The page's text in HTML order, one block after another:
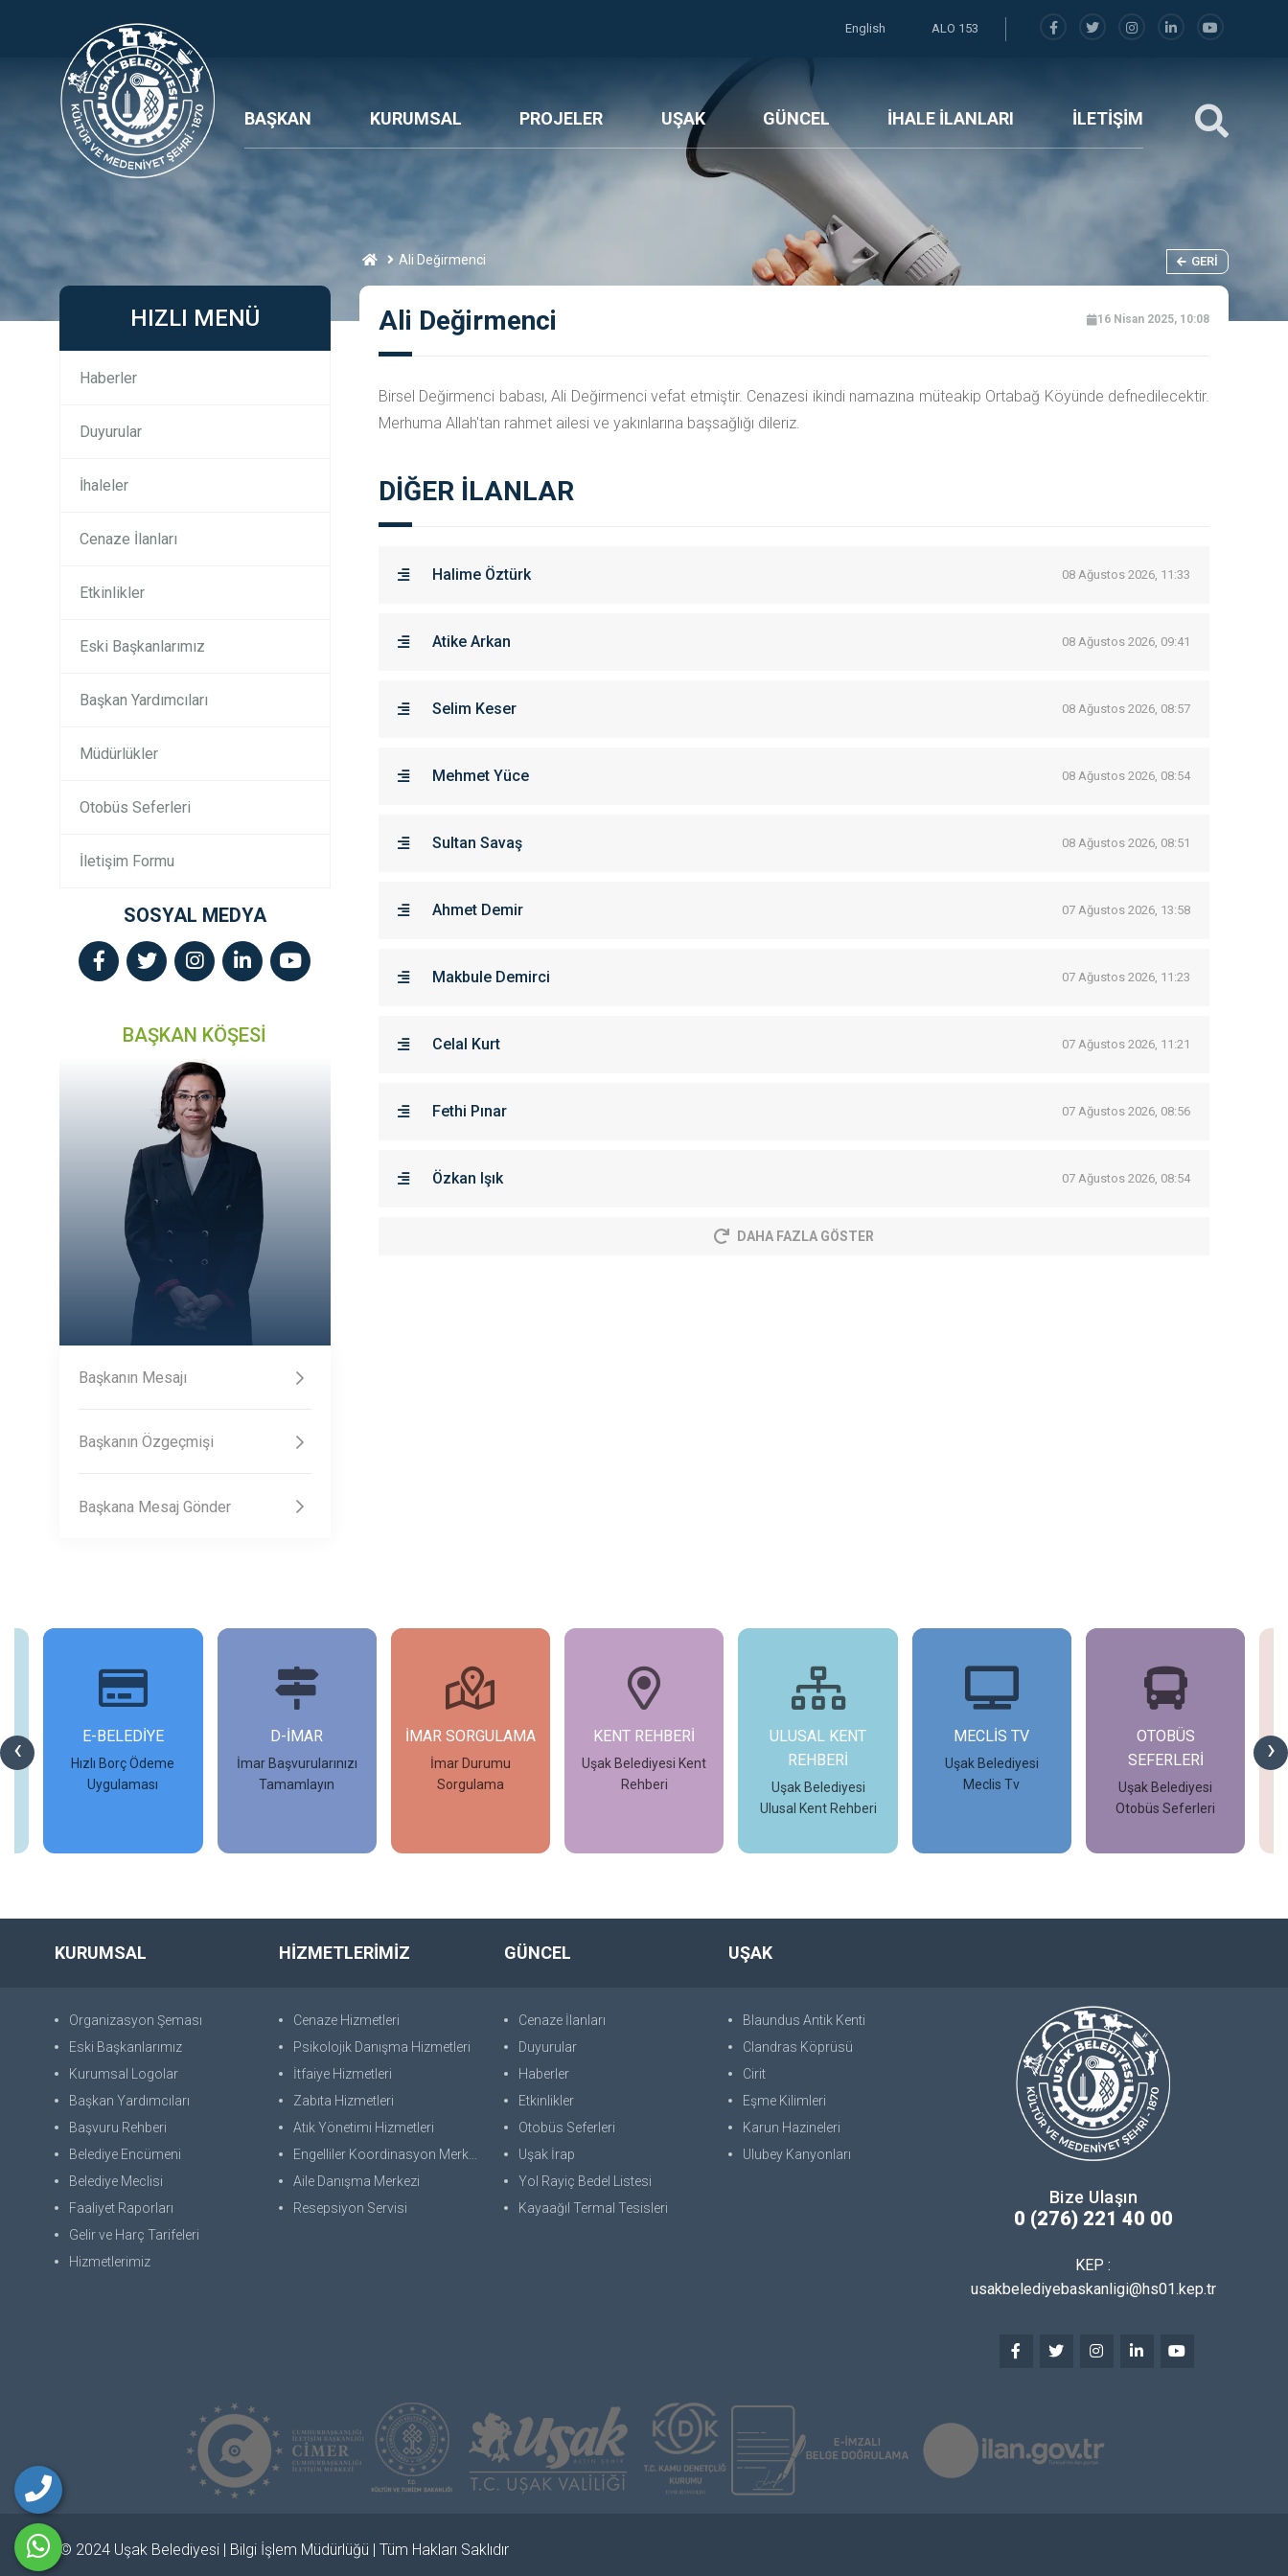
English ALO 153
BAŞKAN KURUMSAL PROJELER UŞAK GÜNCEL İHALE İLANLARI İLETİŞİM
Ali Değirmenci GERI
HIZLI MENÜ
Haberler
Duyurular
İhaleler
Cenaze İlanları
Etkinlikler
Eski Başkanlarımız
Başkan Yardımcıları
Müdürlükler
Otobüs Seferleri
İletişim Formu
SOSYAL MEDYA
BAŞKAN KÖŞESİ
Başkanın Mesajı
Başkanın Özgeçmişi
Başkana Mesaj Gönder
Ali Değirmenci 16 Nisan 2025, 10:08
Birsel Değirmenci babası, Ali Değirmenci vefat etmiştir. Cenazesi ikindi namazına müteakip Ortabağ Köyünde defnedilecektir.
Merhuma Allah'tan rahmet ailesi ve yakınlarına başsağlığı dileriz.
DİĞER İLANLAR
Halime Öztürk 08 Ağustos 2026, 11:33
Atike Arkan 08 Ağustos 2026, 09:41
Selim Keser 08 Ağustos 2026, 08:57
Mehmet Yüce 08 Ağustos 2026, 08:54
Sultan Savaş 08 Ağustos 2026, 08:51
Ahmet Demir 07 Ağustos 2026, 13:58
Makbule Demirci 07 Ağustos 2026, 11:23
Celal Kurt 07 Ağustos 2026, 11:21
Fethi Pınar 07 Ağustos 2026, 08:56
Özkan Işık 07 Ağustos 2026, 08:54
DAHA FAZLA GÖSTER
‹ ›
E-BELEDİYE
Hızlı Borç Ödeme
Uygulaması
D-İMAR
İmar Başvurularınızı
Tamamlayın
İMAR SORGULAMA
İmar Durumu
Sorgulama
KENT REHBERİ
Uşak Belediyesi Kent
Rehberi
ULUSAL KENT
REHBERİ
Uşak Belediyesi
Ulusal Kent Rehberi
MECLİS TV
Uşak Belediyesi
Meclis Tv
OTOBÜS
SEFERLERİ
Uşak Belediyesi
Otobüs Seferleri
KURUMSAL
Organizasyon Şeması
Eski Başkanlarımız
Kurumsal Logolar
Başkan Yardımcıları
Başvuru Rehberi
Belediye Encümeni
Belediye Meclisi
Faaliyet Raporları
Gelir ve Harç Tarifeleri
Hizmetlerimiz
HİZMETLERİMİZ
Cenaze Hizmetleri
Psikolojik Danışma Hizmetleri
İtfaiye Hizmetleri
Zabıta Hizmetleri
Atık Yönetimi Hizmetleri
Engelliler Koordinasyon Merkezi
Aile Danışma Merkezi
Resepsiyon Servisi
GÜNCEL
Cenaze İlanları
Duyurular
Haberler
Etkinlikler
Otobüs Seferleri
Uşak İrap
Yol Rayiç Bedel Listesi
Kayaağıl Termal Tesisleri
UŞAK
Blaundus Antik Kenti
Clandras Köprüsü
Cirit
Eşme Kilimleri
Karun Hazineleri
Ulubey Kanyonları
Bize Ulaşın
0 (276) 221 40 00
KEP :
usakbelediyebaskanligi@hs01.kep.tr
© 2024 Uşak Belediyesi | Bilgi İşlem Müdürlüğü | Tüm Hakları Saklıdır